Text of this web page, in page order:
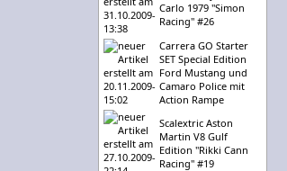
Carlo 1979 "Simon
Racing" #26
Carrera GO Starter
SET Special Edition
Ford Mustang und
Camaro Police mit
Action Rampe
Scalextric Aston
Martin V8 Gulf
Edition "Rikki Cann
Racing" #19